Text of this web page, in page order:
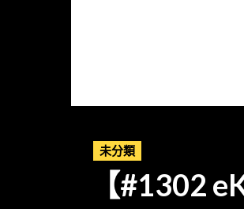
未分類
【#1302